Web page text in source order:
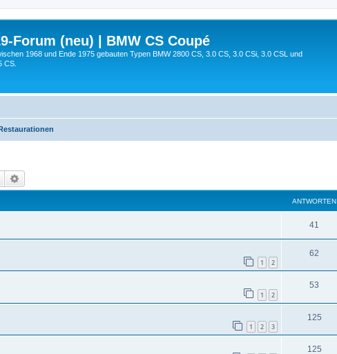
Forum (neu) | BMW CS Coupé
1968 und Ende 1975 gebauten Typen BMW 2800 CS, 3.0 CS, 3.0 CSi, 3.0 CSL und
CS.
Suche
ANTWORTEN
41
1 2
62
1 2
53
1 2 3
125
125